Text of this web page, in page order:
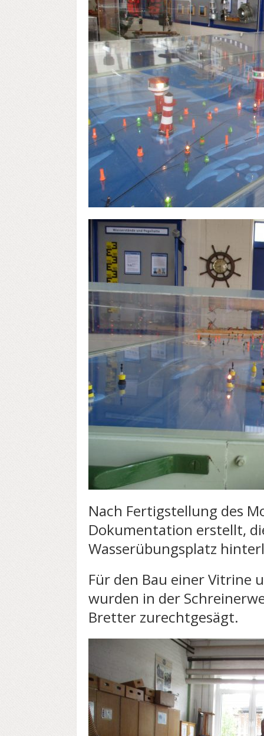
Nach Fertigstellung des
Dokumentation erstellt,
Wasserübungsplatz
Für den Bau einer Vitrine
wurden in der
Bretter zurechtgesägt.